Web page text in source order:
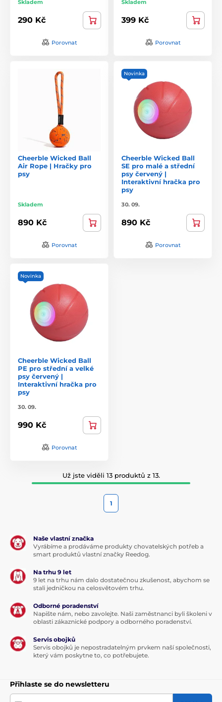
Skladem
290 Kč
Porovnat
Skladem
399 Kč
Porovnat
Cheerble Wicked Ball
Air Rope | Hračky pro
psy
Skladem
890 Kč
Porovnat
Novinka
Cheerble Wicked Ball
SE pro malé a střední
psy červený |
Interaktivní hračka pro
psy
30. 09.
890 Kč
Porovnat
Novinka
Cheerble Wicked Ball
PE pro střední a velké
psy červený |
Interaktivní hračka pro
psy
30. 09.
990 Kč
Porovnat
Už jste viděli 13 produktů z 13.
1
Naše vlastní značka
Vyrábíme a prodáváme produkty chovatelských potřeb a
smart produktů vlastní značky Reedog.
Na trhu 9 let
9 let na trhu nám dalo dostatečnou zkušenost, abychom se
stali jedničkou na celosvětovém trhu.
Odborné poradenství
Napište nám, nebo zavolejte. Naši zaměstnanci byli školeni v
oblasti zákaznické podpory a odborného poradenství.
Servis obojků
Servis obojků je nepostradatelným prvkem naší společnosti,
který vám poskytne to, co potřebujete.
Přihlaste se do newsletteru